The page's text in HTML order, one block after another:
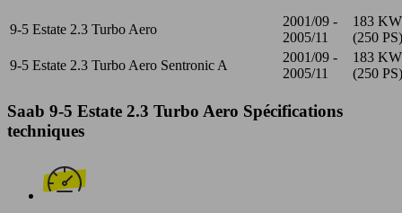
9-5 Estate 2.3 Turbo Aero
2001/09 -
2005/11
183 KW
(250 PS)
9-5 Estate 2.3 Turbo Aero Sentronic A
2001/09 -
2005/11
183 KW
(250 PS)
Saab 9-5 Estate 2.3 Turbo Aero Spécifications
techniques